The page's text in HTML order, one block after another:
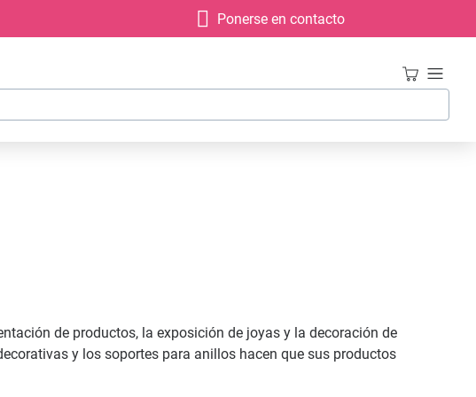
Ponerse en contacto
de productos, la exposición de joyas y la decoración de
y los soportes para anillos hacen que sus productos